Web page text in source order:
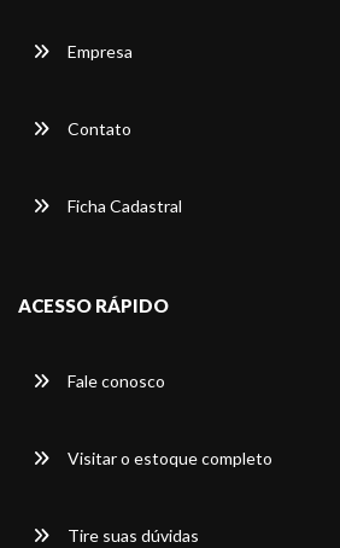
Empresa
Contato
Ficha Cadastral
ACESSO RÁPIDO
Fale conosco
Visitar o estoque completo
Tire suas dúvidas